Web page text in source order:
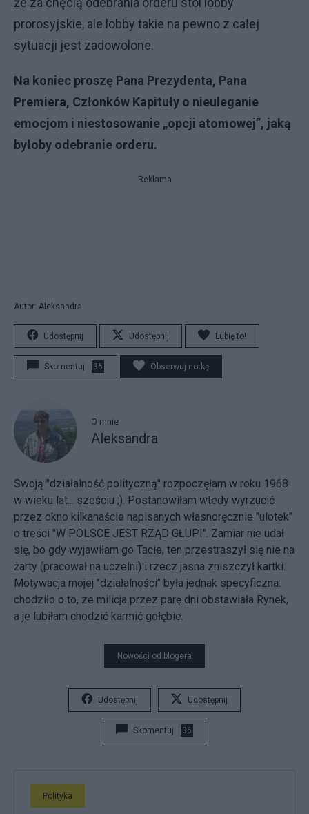
prorosyjskie, ale lobby takie na pewno z całej
sytuacji jest zadowolone.
Na koniec proszę Pana Prezydenta, Pana
Premiera, Członków Kapituły o nieuleganie
emocjom i niestosowanie „opcji atomowej”, jaką
byłoby odebranie orderu.
Reklama
Autor: Aleksandra
Udostępnij Udostępnij Lubię to!
Skomentuj 36 Obserwuj notkę
O mnie
Aleksandra
Swoją "działalność polityczną" rozpoczęłam w roku 1968
w wieku lat... sześciu ;). Postanowiłam wtedy wyrzucić
przez okno kilkanaście napisanych własnoręcznie "ulotek"
o treści "W POLSCE JEST RZĄD GŁUPI". Zamiar nie udał
się, bo gdy wyjawiłam go Tacie, ten przestraszył się nie na
żarty (pracował na uczelni) i rzecz jasna zniszczył kartki.
Motywacja mojej "działalności" była jednak specyficzna:
chodziło o to, ze milicja przez parę dni obstawiała Rynek,
a je lubiłam chodzić karmić gołębie.
Nowości od blogera
Udostępnij Udostępnij
Skomentuj 36
Polityka